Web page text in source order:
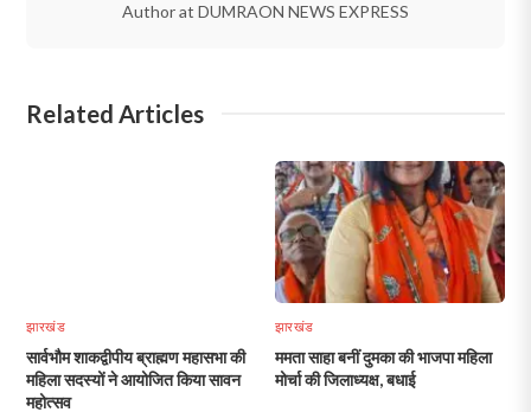
Author at DUMRAON NEWS EXPRESS
Related Articles
झारखंड
सार्वभौम शाकद्वीपीय ब्राह्मण महासभा की
महिला सदस्यों ने आयोजित किया सावन
महोत्सव
झारखंड
ममता साहा बनीं दुमका की भाजपा महिला
मोर्चा की जिलाध्यक्ष, बधाई